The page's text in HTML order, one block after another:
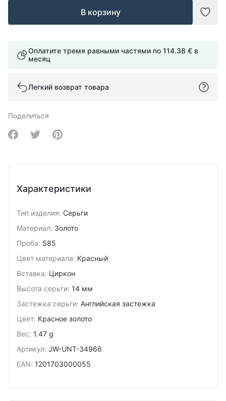
В корзину
Оплатите тремя равными частями по 114.38 € в
месяц
Легкий возврат товара
Поделиться
Share on Facebook
Share on Twitter
Share on Pinterest
Характеристики
Тип изделия: Серьги
Материал: Золото
Проба: 585
Цвет материала: Красный
Вставка: Циркон
Высота серьги: 14 мм
Застежка серьги: Английская застежка
Цвет: Красное золото
Вес: 1.47 g
Артикул: JW-UNT-34966
EAN: 1201703000055